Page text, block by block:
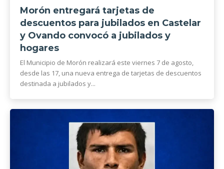
Morón entregará tarjetas de
descuentos para jubilados en Castelar
y Ovando convocó a jubilados y
hogares
El Municipio de Morón realizará este viernes 7 de agosto,
desde las 17, una nueva entrega de tarjetas de descuentos
destinada a jubilados y...